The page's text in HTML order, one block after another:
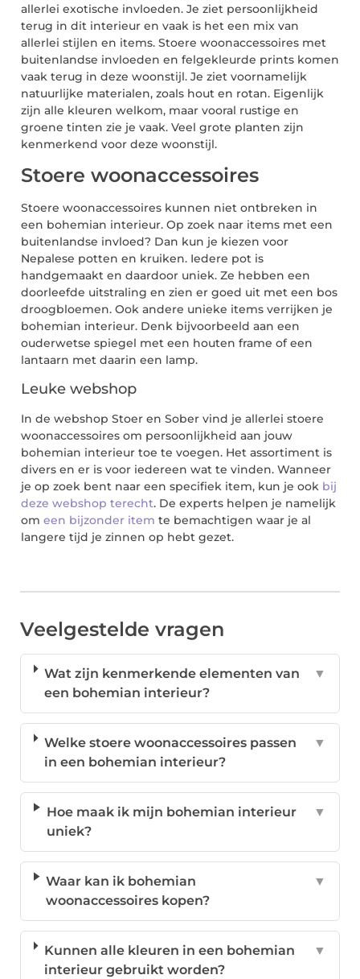
allerlei exotische invloeden. Je ziet persoonlijkheid
terug in dit interieur en vaak is het een mix van
allerlei stijlen en items. Stoere woonaccessoires met
buitenlandse invloeden en felgekleurde prints komen
vaak terug in deze woonstijl. Je ziet voornamelijk
natuurlijke materialen, zoals hout en rotan. Eigenlijk
zijn alle kleuren welkom, maar vooral rustige en
groene tinten zie je vaak. Veel grote planten zijn
kenmerkend voor deze woonstijl.
Stoere woonaccessoires
Stoere woonaccessoires kunnen niet ontbreken in
een bohemian interieur. Op zoek naar items met een
buitenlandse invloed? Dan kun je kiezen voor
Nepalese potten en kruiken. Iedere pot is
handgemaakt en daardoor uniek. Ze hebben een
doorleefde uitstraling en zien er goed uit met een bos
droogbloemen. Ook andere unieke items verrijken je
bohemian interieur. Denk bijvoorbeeld aan een
ouderwetse spiegel met een houten frame of een
lantaarn met daarin een lamp.
Leuke webshop
In de webshop Stoer en Sober vind je allerlei stoere
woonaccessoires om persoonlijkheid aan jouw
bohemian interieur toe te voegen. Het assortiment is
divers en er is voor iedereen wat te vinden. Wanneer
je op zoek bent naar een specifiek item, kun je ook bij
deze webshop terecht. De experts helpen je namelijk
om een bijzonder item te bemachtigen waar je al
langere tijd je zinnen op hebt gezet.
Veelgestelde vragen
Wat zijn kenmerkende elementen van
een bohemian interieur?
▼
Welke stoere woonaccessoires passen
in een bohemian interieur?
▼
Hoe maak ik mijn bohemian interieur
uniek?
▼
Waar kan ik bohemian
woonaccessoires kopen?
▼
Kunnen alle kleuren in een bohemian
interieur gebruikt worden?
▼